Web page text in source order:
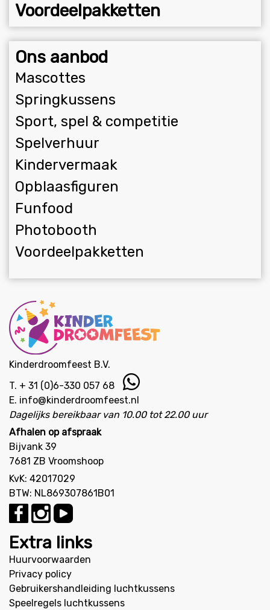
Ons aanbod
Mascottes
Springkussens
Sport, spel & competitie
Spelverhuur
Kindervermaak
Opblaasfiguren
Funfood
Photobooth
Voordeelpakketten
Voordeelpakketten
Kinderdroomfeest B.V.
T. + 31 (0)6-330 057 68
E. info@kinderdroomfeest.nl
Dagelijks bereikbaar van 10.00 tot 22.00 uur
Afhalen op afspraak
Bijvank 39
7681 ZB Vroomshoop
KvK: 42017029
BTW: NL869307861B01
Extra links
Huurvoorwaarden
Privacy policy
Gebruikershandleiding luchtkussens
Speelregels luchtkussens